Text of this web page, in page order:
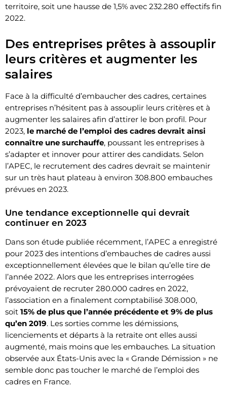
territoire, soit une hausse de 1,5% avec 232.280 effectifs fin
2022.
Des entreprises prêtes à assouplir
leurs critères et augmenter les
salaires
Face à la difficulté d’embaucher des cadres, certaines
entreprises n’hésitent pas à assouplir leurs critères et à
augmenter les salaires afin d’attirer le bon profil. Pour
2023, le marché de l’emploi des cadres devrait ainsi
connaître une surchauffe, poussant les entreprises à
s’adapter et innover pour attirer des candidats. Selon
l’APEC, le recrutement des cadres devrait se maintenir
sur un très haut plateau à environ 308.800 embauches
prévues en 2023.
Une tendance exceptionnelle qui devrait
continuer en 2023
Dans son étude publiée récemment, l’APEC a enregistré
pour 2023 des intentions d’embauches de cadres aussi
exceptionnellement élevées que le bilan qu’elle tire de
l’année 2022. Alors que les entreprises interrogées
prévoyaient de recruter 280.000 cadres en 2022,
l’association en a finalement comptabilisé 308.000,
soit 15% de plus que l’année précédente et 9% de plus
qu’en 2019. Les sorties comme les démissions,
licenciements et départs à la retraite ont elles aussi
augmenté, mais moins que les embauches. La situation
observée aux États-Unis avec la « Grande Démission » ne
semble donc pas toucher le marché de l’emploi des
cadres en France.